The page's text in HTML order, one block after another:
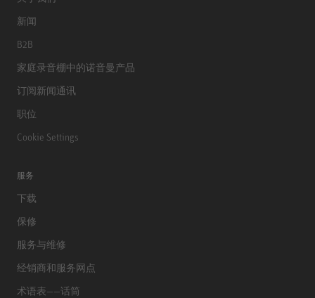
新闻
B2B
家庭录音棚中的诺音曼产品
订阅新闻通讯
职位
Cookie Settings
服务
下载
保修
服务与维修
经销商和服务网点
术语表——话筒